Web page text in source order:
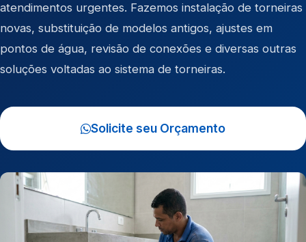
atendimentos urgentes. Fazemos instalação de torneiras
novas, substituição de modelos antigos, ajustes em
pontos de água, revisão de conexões e diversas outras
soluções voltadas ao sistema de torneiras.
Solicite seu Orçamento